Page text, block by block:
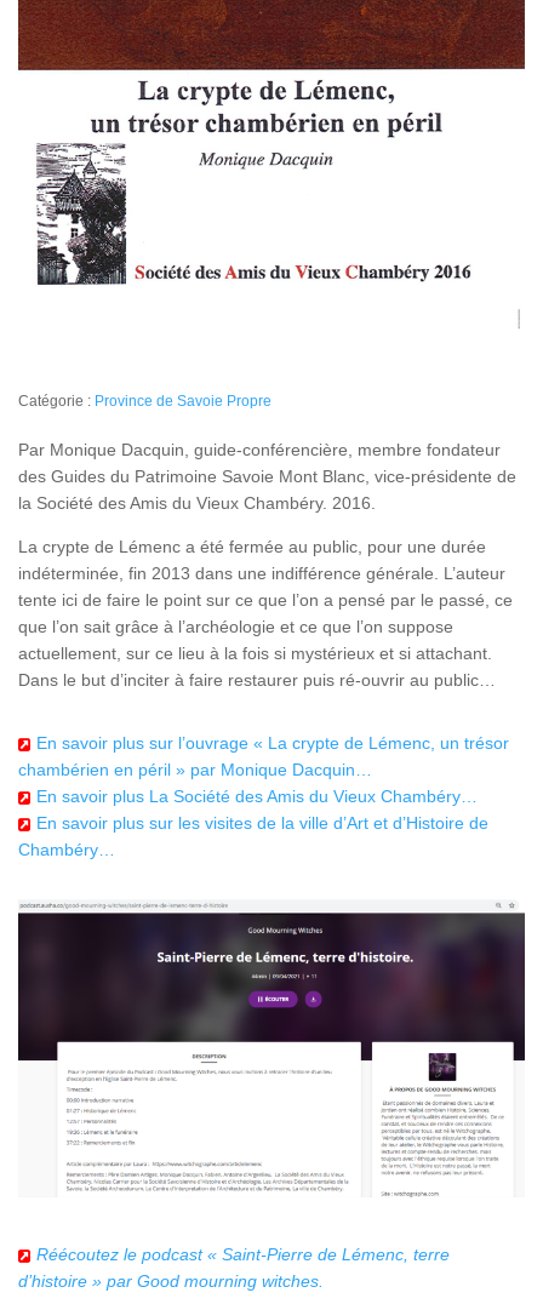
Catégorie : Province de Savoie Propre
Par Monique Dacquin, guide-conférencière, membre fondateur
des Guides du Patrimoine Savoie Mont Blanc, vice-présidente de
la Société des Amis du Vieux Chambéry. 2016.
La crypte de Lémenc a été fermée au public, pour une durée
indéterminée, fin 2013 dans une indifférence générale. L’auteur
tente ici de faire le point sur ce que l’on a pensé par le passé, ce
que l’on sait grâce à l’archéologie et ce que l’on suppose
actuellement, sur ce lieu à la fois si mystérieux et si attachant.
Dans le but d’inciter à faire restaurer puis ré-ouvrir au public…
En savoir plus sur l’ouvrage « La crypte de Lémenc, un trésor
chambérien en péril » par Monique Dacquin…
En savoir plus La Société des Amis du Vieux Chambéry…
En savoir plus sur les visites de la ville d’Art et d’Histoire de
Chambéry…
Réécoutez le podcast « Saint-Pierre de Lémenc, terre
d’histoire » par Good mourning witches.